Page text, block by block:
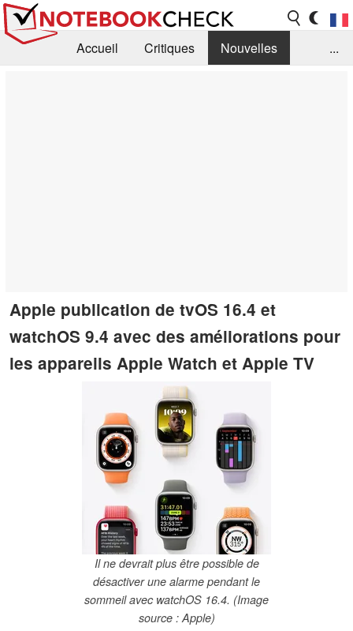
Accueil Critiques
Nouvelles
...
Apple publication de tvOS 16.4 et
watchOS 9.4 avec des améliorations pour
les appareils Apple Watch et Apple TV
Il ne devrait plus être possible de
désactiver une alarme pendant le
sommeil avec watchOS 16.4. (Image
source : Apple)